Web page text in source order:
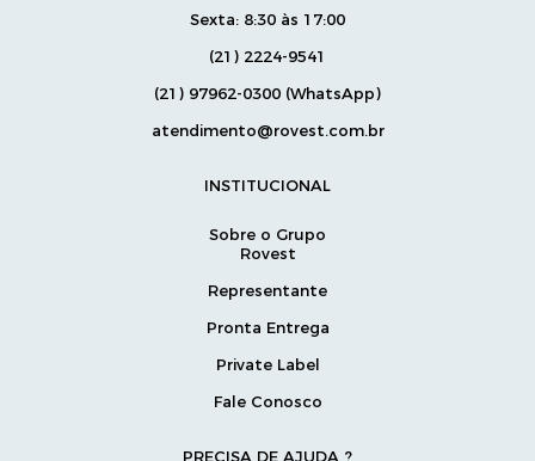
Sexta: 8:30 às 17:00
(21) 2224-9541
(21) 97962-0300 (WhatsApp)
atendimento@rovest.com.br
INSTITUCIONAL
Sobre o Grupo
Rovest
Representante
Pronta Entrega
Private Label
Fale Conosco
PRECISA DE AJUDA ?